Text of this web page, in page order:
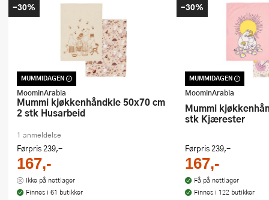
MUMMIDAGEN
Dette produktet er inkludert i vår
kampanje. Benytt deg av rabatten i dag!
MoominArabia
Mummi kjøkkenhåndkle 50x70 cm
2 stk Husarbeid
1 anmeldelse
Førpris239,-
167,-
Ikke på nettlager
Finnes i 61 butikker
-30%
MUMMIDAGEN
Dette produktet er
kampanje. Benytt
MoominArabia
Mummi kjøkkenhåndkle 50x70 2
stk Kjærester
Førpris239,-
167,-
Få på nettlager
Finnes i 122 butikker
-30%